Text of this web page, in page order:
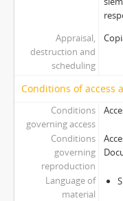
Appraisal,
destruction and
scheduling
Conditions of access
Conditions
governing access
Conditions
governing
reproduction
Language of
material